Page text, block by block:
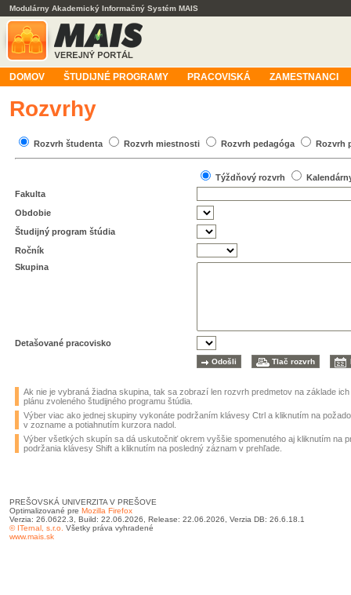
Modulárny Akademický Informačný Systém MAIS
DOMOV ŠTUDIJNÉ PROGRAMY PRACOVISKÁ ZAMESTNANCI
Rozvrhy
Rozvrh študenta Rozvrh miestnosti Rozvrh pedagóga Rozvrh
Týždňový rozvrh
Fakulta
Obdobie
Študijný program štúdia
Ročník
Skupina
Detašované pracovisko
Ak nie je vybraná žiadna skupina, tak sa zobrazí len rozvrh predmetov na základe
plánu zvoleného študijného programu štúdia.
Výber viac ako jednej skupiny vykonáte podržaním klávesy Ctrl a kliknutím na
v zozname a potiahnutím kurzora nadol.
Výber všetkých skupín sa dá uskutočniť okrem vyššie spomenutého aj kliknutím na
podržania klávesy Shift a kliknutím na posledný záznam v prehľade.
PREŠOVSKÁ UNIVERZITA V PREŠOVE
Optimalizované pre Mozilla Firefox
Verzia: 26.0622.3, Build: 22.06.2026, Release: 22.06.2026, Verzia DB: 26.6.18.1
© ITernal, s.r.o. Všetky práva vyhradené
www.mais.sk